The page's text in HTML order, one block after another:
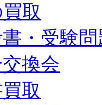
取
・受験
換会
取